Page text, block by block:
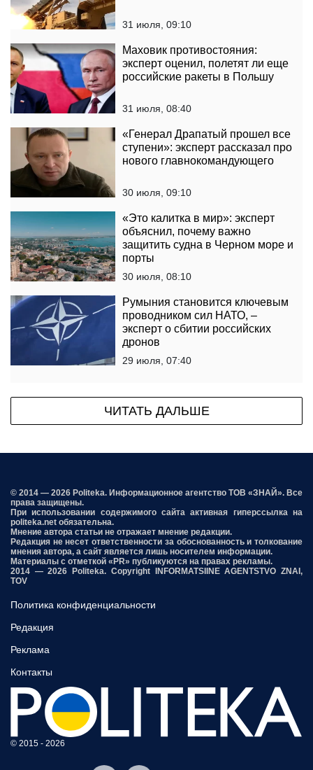
31 июля, 09:10
Маховик противостояния:
эксперт оценил, полетят ли еще
российские ракеты в Польшу
31 июля, 08:40
«Генерал Драпатый прошел все
ступени»: эксперт рассказал про
нового главнокомандующего
30 июля, 09:10
«Это калитка в мир»: эксперт
объяснил, почему важно
защитить судна в Черном море и
порты
30 июля, 08:10
Румыния становится ключевым
проводником сил НАТО, –
эксперт о сбитии российских
дронов
29 июля, 07:40
ЧИТАТЬ ДАЛЬШЕ
© 2014 — 2026 Politeka. Информационное агентство ТОВ «ЗНАЙ». Все
права защищены.
При использовании содержимого сайта активная гиперссылка на
politeka.net обязательна.
Мнение автора статьи не отражает мнение редакции.
Редакция не несет ответственности за обоснованность и толкование
мнения автора, а сайт является лишь носителем информации.
Материалы с отметкой «PR» публикуются на правах рекламы.
2014 — 2026 Politeka. Copyright INFORMATSIINE AGENTSTVO ZNAI,
TOV
Политика конфиденциальности
Редакция
Реклама
Контакты
© 2015 - 2026